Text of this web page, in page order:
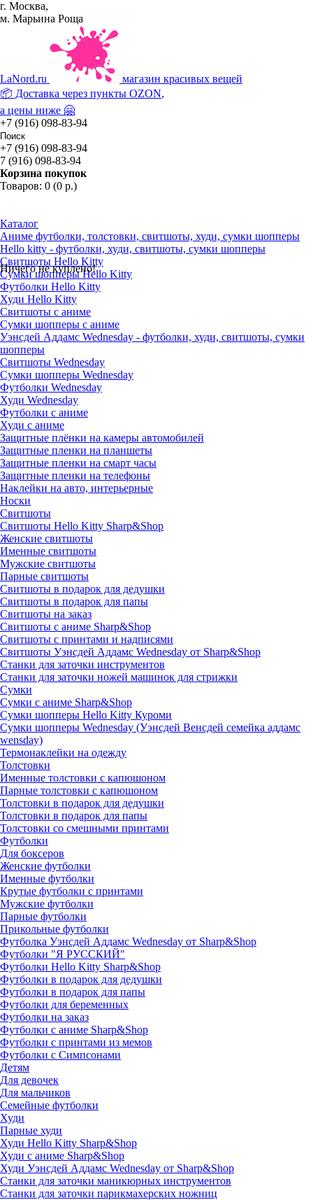
г. Москва,
м. Марьина Роща
LaNord.ru
магазин красивых вещей
📦 Доставка через пункты OZON,
а цены ниже 🤗
+7 (916) 098-83-94
+7 (916) 098-83-94
7 (916) 098-83-94
Корзина покупок
Товаров: 0 (0 р.)
Ничего не куплено!
Каталог
Аниме футболки, толстовки, свитшоты, худи, сумки шопперы
Hello kitty - футболки, худи, свитшоты, сумки шопперы
Свитшоты Hello Kitty
Сумки шопперы Hello Kitty
Футболки Hello Kitty
Худи Hello Kitty
Свитшоты с аниме
Сумки шопперы с аниме
Уэнсдей Аддамс Wednesday - футболки, худи, свитшоты, сумки
шопперы
Свитшоты Wednesday
Сумки шопперы Wednesday
Футболки Wednesday
Худи Wednesday
Футболки с аниме
Худи с аниме
Защитные плёнки на камеры автомобилей
Защитные пленки на планшеты
Защитные пленки на смарт часы
Защитные пленки на телефоны
Наклейки на авто, интерьерные
Носки
Свитшоты
Cвитшоты Hello Kitty Sharp&Shop
Женские свитшоты
Именные свитшоты
Мужские свитшоты
Парные свитшоты
Свитшоты в подарок для дедушки
Свитшоты в подарок для папы
Свитшоты на заказ
Свитшоты с аниме Sharp&Shop
Свитшоты с принтами и надписями
Свитшоты Уэнсдей Аддамс Wednesday от Sharp&Shop
Станки для заточки инструментов
Станки для заточки ножей машинок для стрижки
Сумки
Сумки с аниме Sharp&Shop
Сумки шопперы Hello Kitty Куроми
Сумки шопперы Wednesday (Уэнсдей Венсдей семейка аддамс
wensday)
Термонаклейки на одежду
Толстовки
Именные толстовки с капюшоном
Парные толстовки с капюшоном
Толстовки в подарок для дедушки
Толстовки в подарок для папы
Толстовки со смешными принтами
Футболки
Для боксеров
Женские футболки
Именные футболки
Крутые футболки с принтами
Мужские футболки
Парные футболки
Прикольные футболки
Футболка Уэнсдей Аддамс Wednesday от Sharp&Shop
Футболки "Я РУССКИЙ"
Футболки Hello Kitty Sharp&Shop
Футболки в подарок для дедушки
Футболки в подарок для папы
Футболки для беременных
Футболки на заказ
Футболки с аниме Sharp&Shop
Футболки с принтами из мемов
Футболки с Симпсонами
Детям
Для девочек
Для мальчиков
Семейные футболки
Худи
Парные худи
Худи Hello Kitty Sharp&Shop
Худи с аниме Sharp&Shop
Худи Уэнсдей Аддамс Wednesday от Sharp&Shop
Станки для заточки маникюрных инструментов
Станки для заточки парикмахерских ножниц